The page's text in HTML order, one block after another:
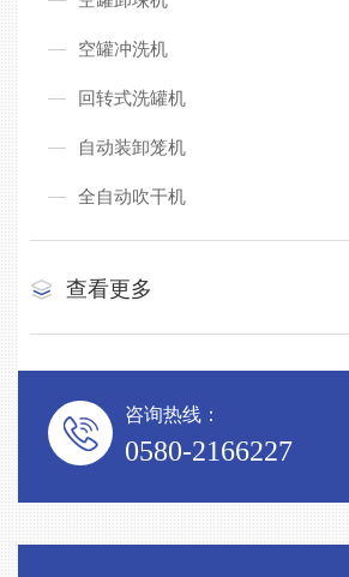
空罐冲洗机
回转式洗罐机
自动装卸笼机
全自动吹干机
查看更多
咨询热线：
0580-2166227